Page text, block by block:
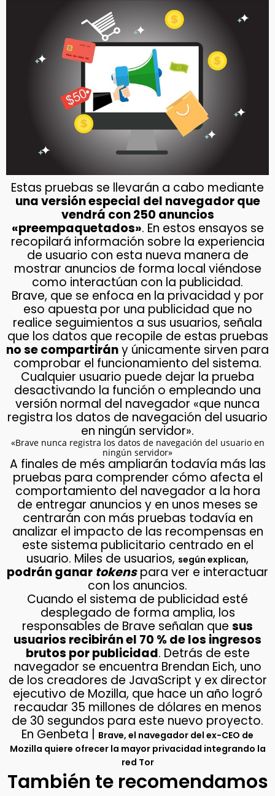
Estas pruebas se llevarán a cabo mediante
una versión especial del navegador que
vendrá con 250 anuncios
«preempaquetados». En estos ensayos se
recopilará información sobre la experiencia
de usuario con esta nueva manera de
mostrar anuncios de forma local viéndose
como interactúan con la publicidad.
Brave, que se enfoca en la privacidad y por
eso apuesta por una publicidad que no
realice seguimientos a sus usuarios, señala
que los datos que recopile de estas pruebas
no se compartirány únicamente sirven para
comprobar el funcionamiento del sistema.
Cualquier usuario puede dejar la prueba
desactivando la función o empleando una
versión normal del navegador «que nunca
registra los datos de navegación del usuario
en ningún servidor».
«Brave nunca registra los datos de navegación del usuario en
ningún servidor»
A finales de més ampliarán todavía más las
pruebas para comprender cómo afecta el
comportamiento del navegador a la hora
de entregar anuncios y en unos meses se
centrarán con más pruebas todavía en
analizar el impacto de las recompensas en
este sistema publicitario centrado en el
usuario. Miles de usuarios, según explican,
podrán ganar tokenspara ver e interactuar
con los anuncios.
Cuando el sistema de publicidad esté
desplegado de forma amplia, los
responsables de Brave señalan que sus
usuarios recibirán el 70 % de los ingresos
brutos por publicidad. Detrás de este
navegador se encuentra Brendan Eich, uno
de los creadores de JavaScript y ex director
ejecutivo de Mozilla, que hace un año logró
recaudar 35 millones de dólares en menos
de 30 segundos para este nuevo proyecto.
En Genbeta |
Brave, el navegador del ex-CEO de
Mozilla quiere ofrecer la mayor privacidad integrando la
red Tor
También te recomendamos